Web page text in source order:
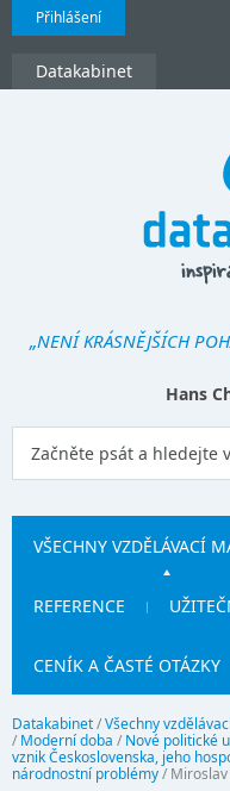
Přihlášení
Datakabinet
„NENÍ KRÁSNĚJŠÍCH
Hans
VŠECHNY VZDĚLÁVACÍ
REFERENCE
CENÍK A ČASTÉ OTÁZKY
Datakabinet/Všechny
/ Moderní doba / Nové politické
vznik Československa, jeho
národnostní problémy/ Miroslav